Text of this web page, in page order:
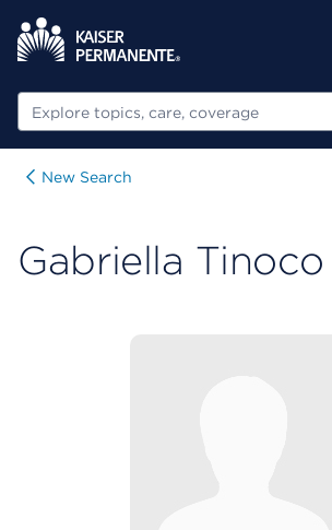
Buscar
New Search
Gabriella Tinoco